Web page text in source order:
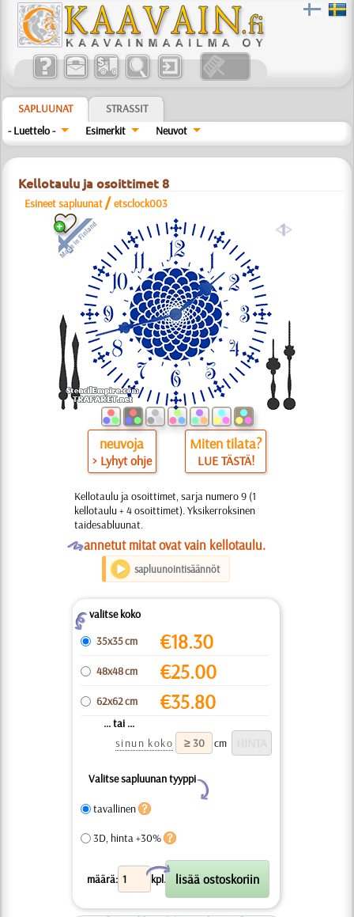
SAPLUUNAT
STRASSIT
- Luettelo -
Esimerkit Neuvot
Kellotaulu ja osoittimet 8
Esineet sapluunat /etsclock003
a
neuvoja
> Lyhyt ohje
Miten tilata?
LUE TÄSTÄ!
Kellotaulu ja osoittimet, sarja numero 9 (1
kellotaulu + 4 osoittimet). Yksikerroksinen
taidesabluunat.
Oannetut mitat ovat vain kellotaulu.
sapluunointisäännöt
Zvalitse koko
35x35 cm
€18.30
48x48 cm €25.00
62x62 cm €35.80
... tai ...
sinun koko
cm
Valitse sapluunan tyyppi
Y
tavallinen
3D, hinta +30%
määrä: kpl.
X